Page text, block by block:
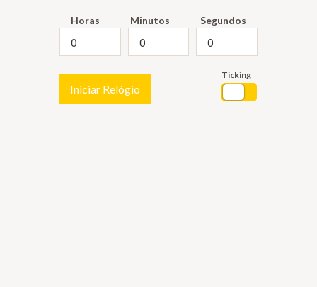
Horas Minutos Segundos
Iniciar Relógio
Ticking